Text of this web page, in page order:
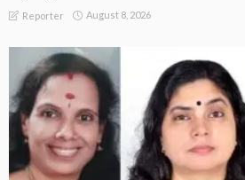
Reporter August 8, 2026